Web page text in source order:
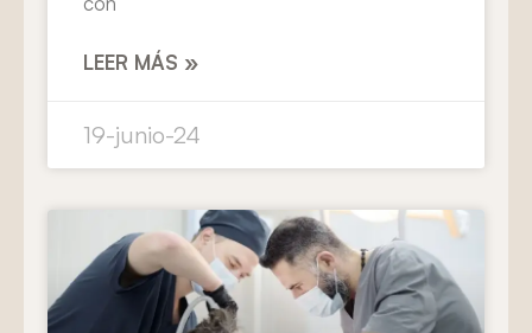
LEER MÁS »
19-junio-24